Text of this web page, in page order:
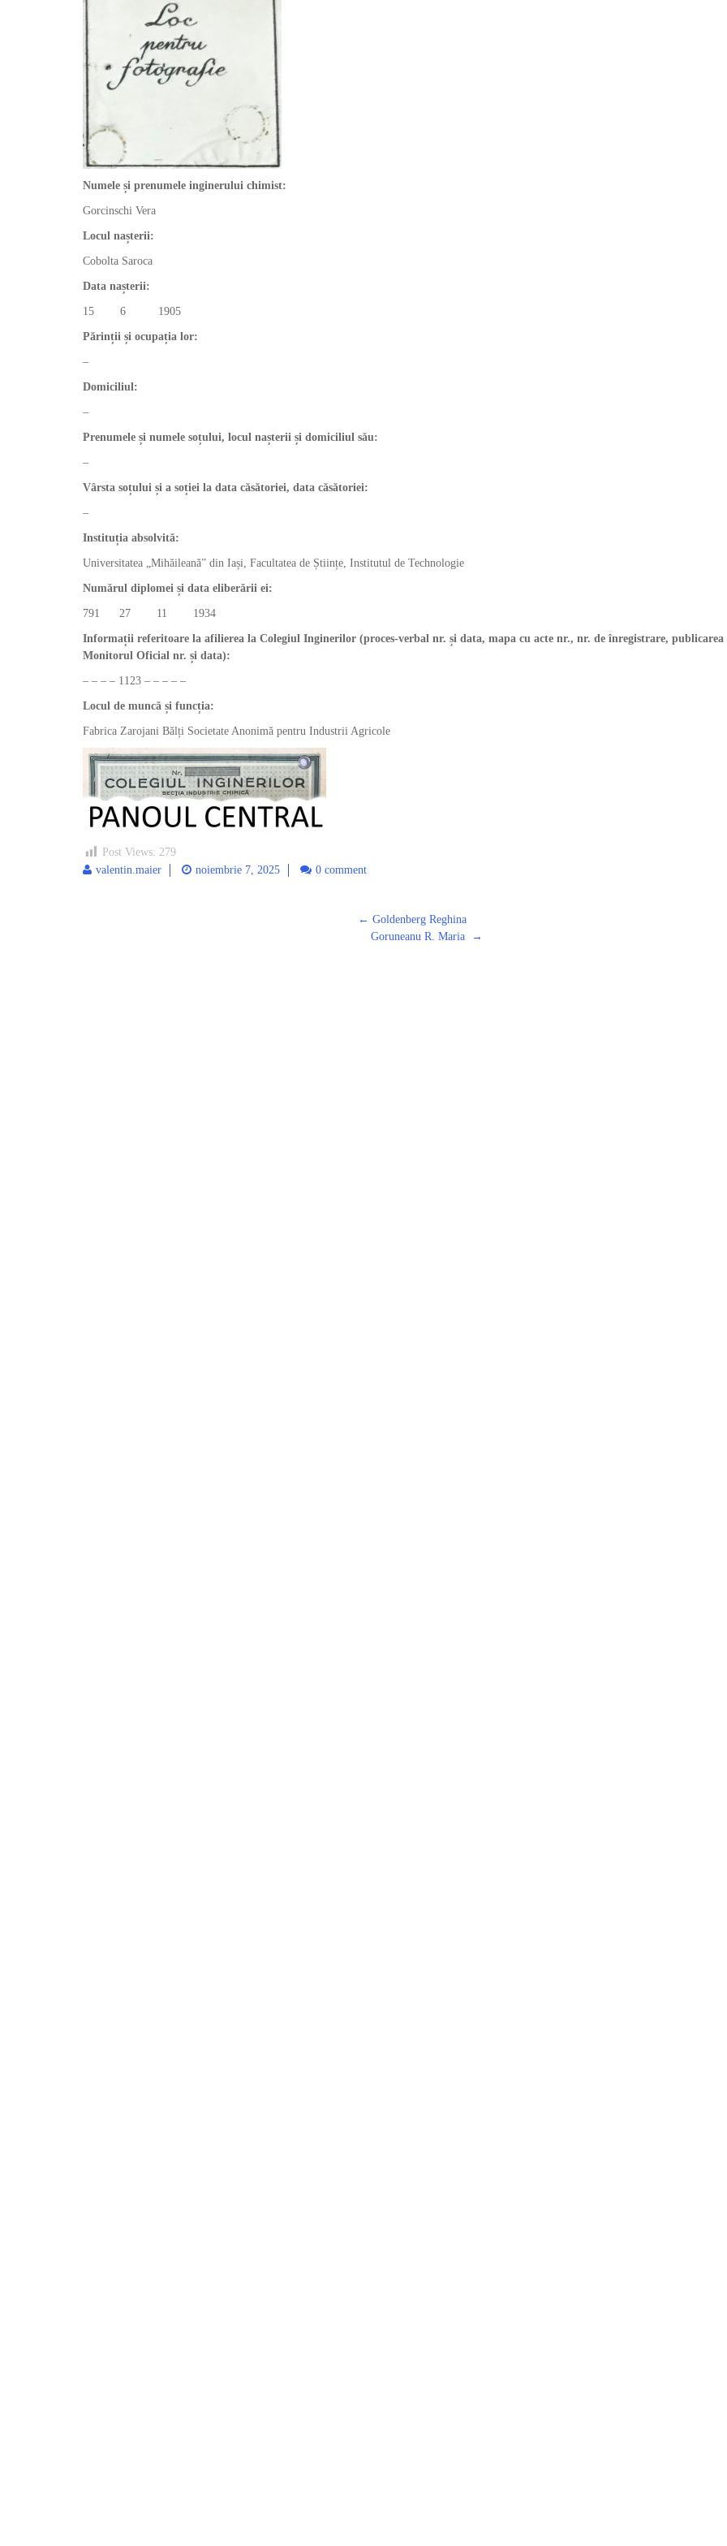
Numele și prenumele inginerului chimist:
Gorcinschi Vera
Locul nașterii:
Cobolta Saroca
Data nașterii:
15 6 1905
Părinții și ocupația lor:
–
Domiciliul:
–
Prenumele și numele soțului, locul nașterii și domiciliul său:
–
Vârsta soțului și a soției la data căsătoriei, data căsătoriei:
–
Instituția absolvită:
Universitatea „Mihăileană” din Iași, Facultatea de Științe, Institutul de Technologie
Numărul diplomei și data eliberării ei:
791 27 11 1934
Informații referitoare la afilierea la Colegiul Inginerilor (proces-verbal nr. și data, mapa cu acte nr., nr. de înregistrare, publicarea
Monitorul Oficial nr. și data):
– – – – 1123 – – – – –
Locul de muncă și funcția:
Fabrica Zarojani Bălți Societate Anonimă pentru Industrii Agricole
Post Views: 279
valentin.maier
noiembrie 7, 2025 0 comment
← Goldenberg Reghina
Goruneanu R. Maria
→